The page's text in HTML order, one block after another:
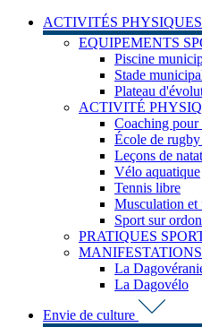
ACTIVITÉS
EQUIPEMENTS
Piscine
Stade
Plateau
ACTIVITÉ
Coaching pour
École de
Leçons de
Vélo aquatique
Tennis libre
Musculation et
Sport sur
PRATIQUES
La
La Dagovélo
Envie de culture